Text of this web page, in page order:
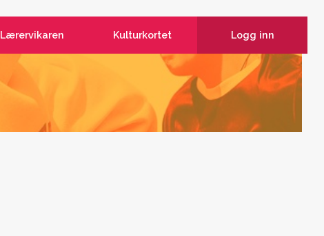
Lærervikaren Kulturkortet Logg inn